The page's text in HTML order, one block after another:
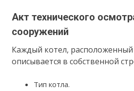
Акт технического
сооружений
Каждый котел,
описывается в собственной
Тип котла.